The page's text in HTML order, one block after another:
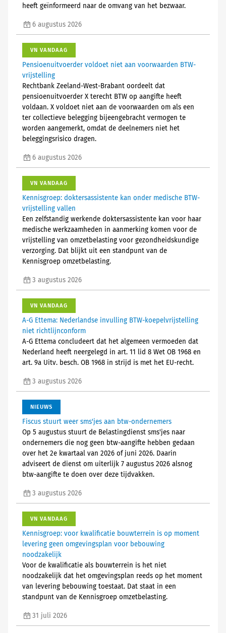
heeft geïnformeerd naar de omvang van het bezwaar.
6 augustus 2026
VN VANDAAG
Pensioenuitvoerder voldoet niet aan voorwaarden BTW-
vrijstelling
Rechtbank Zeeland-West-Brabant oordeelt dat
pensioenuitvoerder X terecht BTW op aangifte heeft
voldaan. X voldoet niet aan de voorwaarden om als een
ter collectieve belegging bijeengebracht vermogen te
worden aangemerkt, omdat de deelnemers niet het
beleggingsrisico dragen.
6 augustus 2026
VN VANDAAG
Kennisgroep: doktersassistente kan onder medische BTW-
vrijstelling vallen
Een zelfstandig werkende doktersassistente kan voor haar
medische werkzaamheden in aanmerking komen voor de
vrijstelling van omzetbelasting voor gezondheidskundige
verzorging. Dat blijkt uit een standpunt van de
Kennisgroep omzetbelasting.
3 augustus 2026
VN VANDAAG
A-G Ettema: Nederlandse invulling BTW-koepelvrijstelling
niet richtlijnconform
A-G Ettema concludeert dat het algemeen vermoeden dat
Nederland heeft neergelegd in art. 11 lid 8 Wet OB 1968 en
art. 9a Uitv. besch. OB 1968 in strijd is met het EU-recht.
3 augustus 2026
NIEUWS
Fiscus stuurt weer sms'jes aan btw-ondernemers
Op 5 augustus stuurt de Belastingdienst sms'jes naar
ondernemers die nog geen btw-aangifte hebben gedaan
over het 2e kwartaal van 2026 of juni 2026. Daarin
adviseert de dienst om uiterlijk 7 augustus 2026 alsnog
btw-aangifte te doen over deze tijdvakken.
3 augustus 2026
VN VANDAAG
Kennisgroep: voor kwalificatie bouwterrein is op moment
levering geen omgevingsplan voor bebouwing
noodzakelijk
Voor de kwalificatie als bouwterrein is het niet
noodzakelijk dat het omgevingsplan reeds op het moment
van levering bebouwing toestaat. Dat staat in een
standpunt van de Kennisgroep omzetbelasting.
31 juli 2026